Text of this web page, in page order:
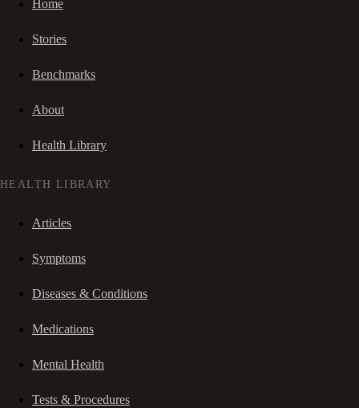
Home
Stories
Benchmarks
About
Health Library
HEALTH LIBRARY
Articles
Symptoms
Diseases & Conditions
Medications
Mental Health
Tests & Procedures